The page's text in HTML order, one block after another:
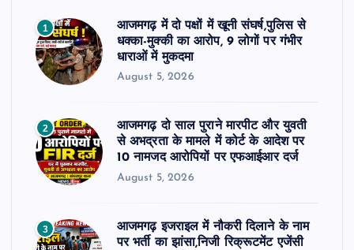
1
आजमगढ़ में दो पक्षों में खूनी संघर्ष,पुलिस से
धक्का-मुक्की का आरोप, 9 लोगों पर गंभीर
धाराओं में मुकदमा
August 5, 2026
2
आजमगढ़ दो साल पुराने मारपीट और युवती
से अभद्रता के मामले में कोर्ट के आदेश पर
10 नामजद आरोपियों पर एफआईआर दर्ज
August 5, 2026
3
आजमगढ़ इजराइल में नौकरी दिलाने के नाम
पर भर्ती का झांसा,निजी रिक्रूटमेंट एजेंसी